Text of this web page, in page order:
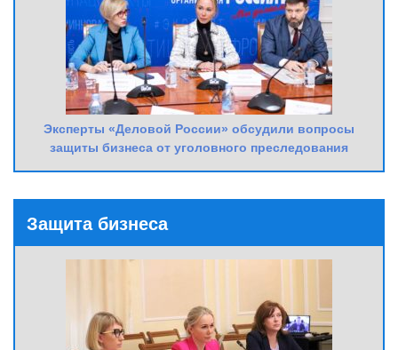
Эксперты «Деловой России» обсудили вопросы
защиты бизнеса от уголовного преследования
Защита бизнеса